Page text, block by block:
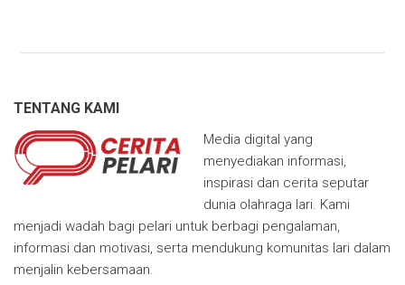
TENTANG KAMI
Media digital yang
menyediakan informasi,
inspirasi dan cerita seputar
dunia olahraga lari. Kami
menjadi wadah bagi pelari untuk berbagi pengalaman,
informasi dan motivasi, serta mendukung komunitas lari dalam
menjalin kebersamaan.